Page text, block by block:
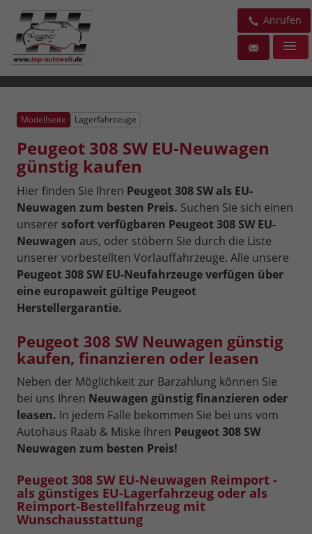
Anrufen
Modellseite Lagerfahrzeuge
Peugeot 308 SW EU-Neuwagen
günstig kaufen
Hier finden Sie Ihren Peugeot 308 SW als EU-
Neuwagen zum besten Preis. Suchen Sie sich einen
unserer sofort verfügbaren Peugeot 308 SW EU-
Neuwagen aus, oder stöbern Sie durch die Liste
unserer vorbestellten Vorlauffahrzeuge. Alle unsere
Peugeot 308 SW EU-Neufahrzeuge verfügen über
eine europaweit gültige Peugeot
Herstellergarantie.
Peugeot 308 SW Neuwagen günstig
kaufen, finanzieren oder leasen
Neben der Möglichkeit zur Barzahlung können Sie
bei uns Ihren Neuwagen günstig finanzieren oder
leasen. In jedem Falle bekommen Sie bei uns vom
Autohaus Raab & Miske Ihren Peugeot 308 SW
Neuwagen zum besten Preis!
Peugeot 308 SW EU-Neuwagen Reimport -
als günstiges EU-Lagerfahrzeug oder als
Reimport-Bestellfahrzeug mit
Wunschausstattung